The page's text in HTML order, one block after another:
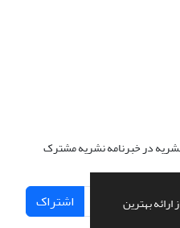
بهترین
نشریه در خبرنامه نشریه مشترک
اشتراک